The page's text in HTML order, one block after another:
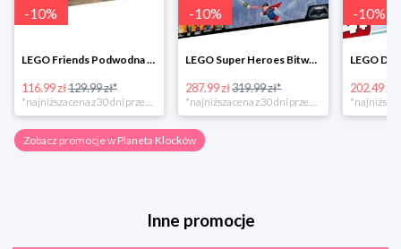
-10%
LEGO Friends Podwodna Frajda w super cenie
116.99 zł129.99 zł*
-10%
LEGO Super Heroes Bitwa powietrzna w super cenie
287.99 zł319.99 zł*
-10%
202.49 zł
Zobacz promocje w Planeta Klocków
Inne promocje